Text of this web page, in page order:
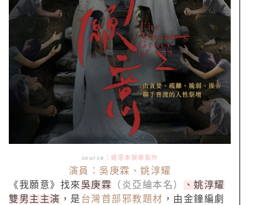
source： 絡思本娛樂製作
演員：吳庚霖、姚淳耀
《我願意》找來 吳庚霖 （炎亞綸本名）
、姚淳耀
雙男主主演 ，是 台灣首部邪教題材 ，由金鐘編劇